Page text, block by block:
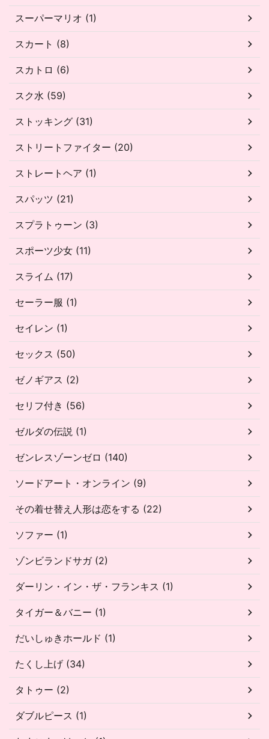
スーパーマリオ (1)
スカート (8)
スカトロ (6)
スク水 (59)
ストッキング (31)
ストリートファイター (20)
ストレートヘア (1)
スパッツ (21)
スプラトゥーン (3)
スポーツ少女 (11)
スライム (17)
セーラー服 (1)
セイレン (1)
セックス (50)
ゼノギアス (2)
セリフ付き (56)
ゼルダの伝説 (1)
ゼンレスゾーンゼロ (140)
ソードアート・オンライン (9)
その着せ替え人形は恋をする (22)
ソファー (1)
ゾンビランドサガ (2)
ダーリン・イン・ザ・フランキス (1)
タイガー＆バニー (1)
だいしゅきホールド (1)
たくし上げ (34)
タトゥー (2)
ダブルピース (1)